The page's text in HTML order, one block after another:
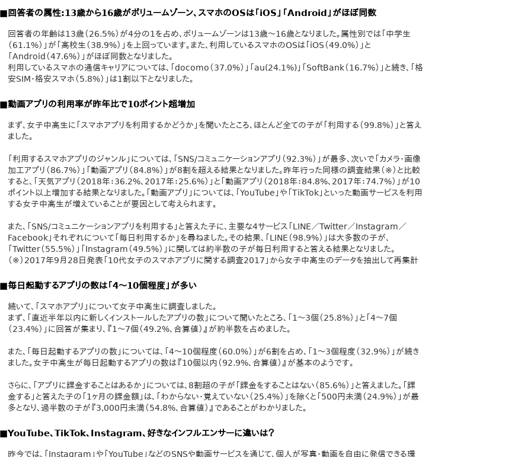
■回答者の属性:13歳から16歳がボリュームゾーン、スマホのOSは「iOS」「Android」がほぼ同数
回答者の年齢は13歳（26.5%）が4分の1を占め、ボリュームゾーンは13歳～16歳となりました。属性別では「中学生
（61.1%）」が「高校生（38.9%）」を上回っています。また、利用しているスマホのOSは「iOS（49.0%）」と
「Android（47.6%）」がほぼ同数となりました。
利用しているスマホの通信キャリアについては、「docomo（37.0%）」「au(24.1%)」「SoftBank（16.7%）」と続き、「格
安SIM・格安スマホ（5.8%）」は1割以下となりました。
■動画アプリの利用率が昨年比で10ポイント超増加
まず、女子中高生に「スマホアプリを利用するかどうか」を聞いたところ、ほとんど全ての子が「利用する（99.8%）」と答え
ました。
「利用するスマホアプリのジャンル」については、「SNS/コミュニケーションアプリ（92.3%）」が最多、次いで「カメラ・画像
加工アプリ（86.7%）」「動画アプリ（84.8%）」が8割を超える結果となりました。昨年行った同様の調査結果（※）と比較
すると、「天気アプリ（2018年：36.2%、2017年：25.6%）」と「動画アプリ（2018年：84.8%、2017年：74.7%）」が10
ポイント以上増加する結果となりました。「動画アプリ」については、「YouTube」や「TikTok」といった動画サービスを利用
する女子中高生が増えていることが要因として考えられます。
また、「SNS/コミュニケーションアプリを利用する」と答えた子に、主要な4サービス「LINE／Twitter／Instagram／
Facebook」それぞれについて「毎日利用するか」を尋ねました。その結果、「LINE（98.9%）」は大多数の子が、
「Twitter（55.5%）」「Instagram（49.5%）」に関しては約半数の子が毎日利用すると答える結果となりました。
（※）2017年9月28日発表「10代女子のスマホアプリに関する調査2017」から女子中高生のデータを抽出して再集計
■毎日起動するアプリの数は「4～10個程度」が多い
続いて、「スマホアプリ」について女子中高生に調査しました。
まず、「直近半年以内に新しくインストールしたアプリの数」について聞いたところ、「1～3個（25.8%）」と「4～7個
（23.4%）」に回答が集まり、『1～7個（49.2%、合算値）』が約半数を占めました。
また、「毎日起動するアプリの数」については、「4～10個程度（60.0%）」が6割を占め、「1～3個程度（32.9%）」が続き
ました。女子中高生が毎日起動するアプリの数は『10個以内（92.9%、合算値）』が基本のようです。
さらに、「アプリに課金することはあるか」については、8割超の子が「課金をすることはない（85.6%）」と答えました。「課
金する」と答えた子の「1ヶ月の課金額」は、「わからない・覚えていない（25.4%）」を除くと「500円未満（24.9%）」が最
多となり、過半数の子が『3,000円未満（54.8%、合算値）』であることがわかりました。
■YouTube、TikTok、Instagram、好きなインフルエンサーに違いは？
昨今では、「Instagram」や「YouTube」などのSNSや動画サービスを通じて、個人が写真・動画を自由に発信できる環